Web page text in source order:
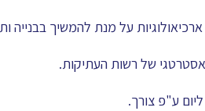
של רשות העתיקות.